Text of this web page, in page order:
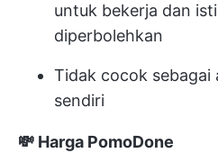
untuk bekerja dan
diperbolehkan
Tidak cocok sebagai
sendiri
💸 Harga PomoDone